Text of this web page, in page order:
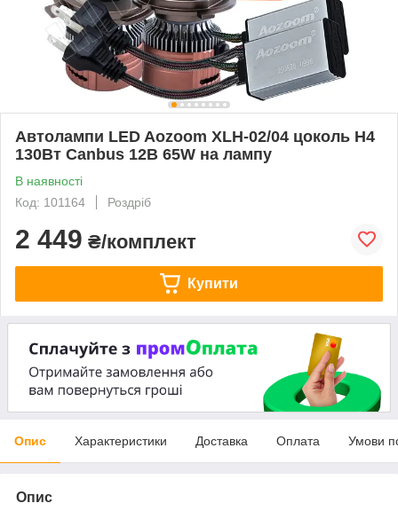
Автолампи LED Aozoom XLH-02/04 цоколь H4
130Вт Canbus 12В 65W на лампу
В наявності
Код: 101164
Роздріб
2 449 ₴/комплект
Купити
Опис Характеристики Доставка Оплата Умови
Опис